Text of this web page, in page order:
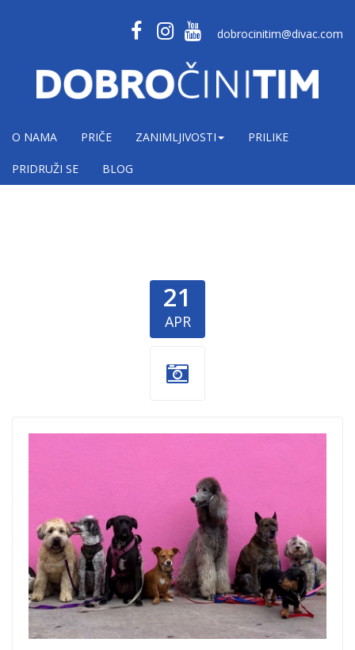
dobrocinitim@divac.com
O NAMA PRIČE ZANIMLJIVOSTI PRILIKE
PRIDRUŽI SE BLOG
21
APR